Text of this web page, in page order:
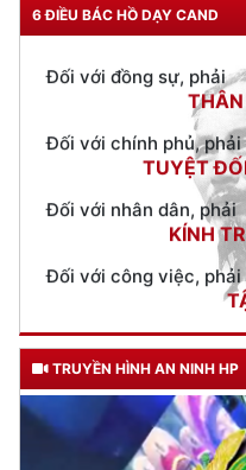
6 ĐIỀU BÁC HỒ DẠY CAND
Đối với đồng sự, phải
Đối với chính phủ, phải
TUYỆT
Đối với nhân dân, phải
KÍNH
Đối với công việc, phải
Đối với địch, phải
CƯƠNG
Trích thư
gửi
ngày 11
TRUYỀN HÌNH AN NINH HP